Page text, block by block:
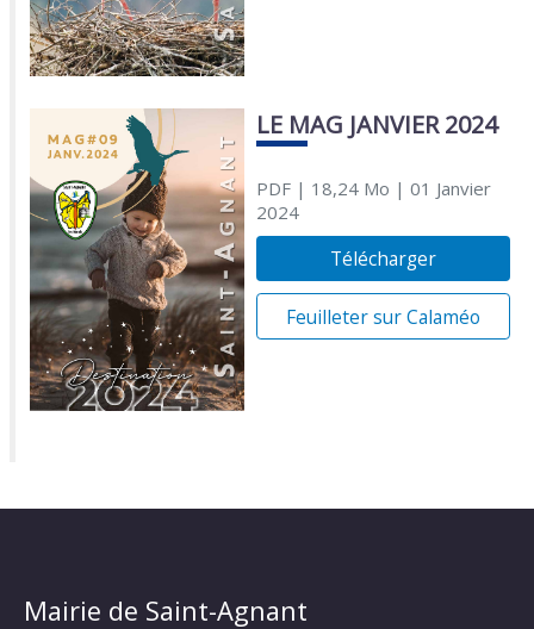
LE MAG JANVIER 2024
PDF| 18,24 Mo | 01 Janvier
2024
Télécharger
Feuilleter sur Calaméo
Mairie de Saint-Agnant